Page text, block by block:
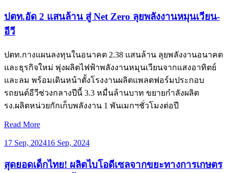
ปตท.อัด 2 แสนล้าน สู่ Net Zero ลุยพลังงานหมุนเวียน-
อีวี
ปตท.กางแผนลงทุนในอนาคต 2.38 แสนล้าน ลุยพลังงานอนาคต
และธุรกิจใหม่ พุ่งผลิตไฟฟ้าพลังงานหมุนเวียนจากแสงอาทิตย์
และลม พร้อมเดินหน้าตั้งโรงงานผลิตแพลตฟอร์มประกอบ
รถยนต์อีวีช่วงกลางปีนี้ 3.3 หมื่นล้านบาท ขยายกำลังผลิต
รง.ผลิตหน่วยกักเก็บพลังงาน 1 พันเมกฯชั่วโมงต่อปี
Read More
17 Sep, 202416 Sep, 2024
สุดยอดเด็กไทย! ผลิตไบโอดีเซลจากขยะทางการเกษตร